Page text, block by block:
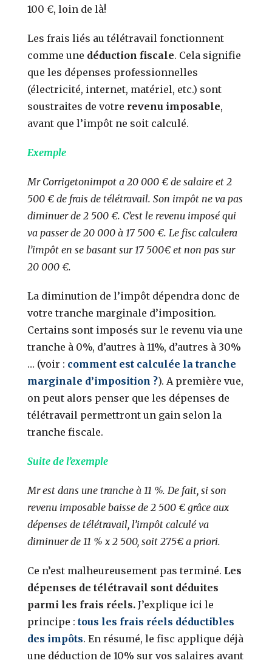
100 €, loin de là!
Les frais liés au télétravail fonctionnent
comme une déduction fiscale. Cela signifie
que les dépenses professionnelles
(électricité, internet, matériel, etc.) sont
soustraites de votre revenu imposable,
avant que l’impôt ne soit calculé.
Exemple
Mr Corrigetonimpot a 20 000 € de salaire et 2
500 € de frais de télétravail. Son impôt ne va pas
diminuer de 2 500 €. C’est le revenu imposé qui
va passer de 20 000 à 17 500 €. Le fisc calculera
l’impôt en se basant sur 17 500€ et non pas sur
20 000 €.
La diminution de l’impôt dépendra donc de
votre tranche marginale d’imposition.
Certains sont imposés sur le revenu via une
tranche à 0%, d’autres à 11%, d’autres à 30%
… (voir : comment est calculée la tranche
marginale d’imposition ?). A première vue,
on peut alors penser que les dépenses de
télétravail permettront un gain selon la
tranche fiscale.
Suite de l’exemple
Mr est dans une tranche à 11 %. De fait, si son
revenu imposable baisse de 2 500 € grâce aux
dépenses de télétravail, l’impôt calculé va
diminuer de 11 % x 2 500, soit 275€ a priori.
Ce n’est malheureusement pas terminé. Les
dépenses de télétravail sont déduites
parmi les frais réels. J’explique ici le
principe :tous les frais réels déductibles
des impôts. En résumé, le fisc applique déjà
une déduction de 10% sur vos salaires avant